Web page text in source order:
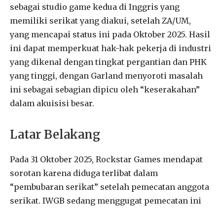
sebagai studio game kedua di Inggris yang
memiliki serikat yang diakui, setelah ZA/UM,
yang mencapai status ini pada Oktober 2025. Hasil
ini dapat memperkuat hak-hak pekerja di industri
yang dikenal dengan tingkat pergantian dan PHK
yang tinggi, dengan Garland menyoroti masalah
ini sebagai sebagian dipicu oleh “keserakahan”
dalam akuisisi besar.
Latar Belakang
Pada 31 Oktober 2025, Rockstar Games mendapat
sorotan karena diduga terlibat dalam
“pembubaran serikat” setelah pemecatan anggota
serikat. IWGB sedang menggugat pemecatan ini